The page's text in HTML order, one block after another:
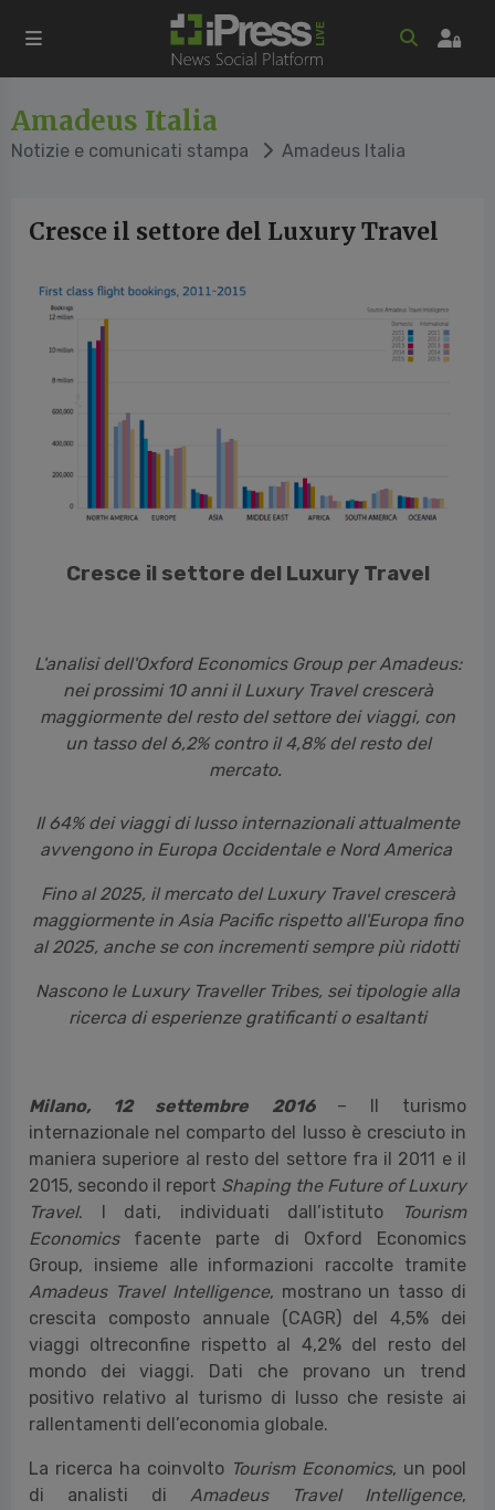
Amadeus Italia
Notizie e comunicati stampa Amadeus Italia
Cresce il settore del Luxury Travel
Cresce il settore del Luxury Travel
L'analisi dell'Oxford Economics Group per Amadeus:
nei prossimi 10 anni il Luxury Travel crescerà
maggiormente del resto del settore dei viaggi, con
un tasso del 6,2% contro il 4,8% del resto del
mercato.
Il 64% dei viaggi di lusso internazionali attualmente
avvengono in Europa Occidentale e Nord America
Fino al 2025, il mercato del Luxury Travel crescerà
maggiormente in Asia Pacific rispetto all'Europa fino
al 2025, anche se con incrementi sempre più ridotti
Nascono le Luxury Traveller Tribes, sei tipologie alla
ricerca di esperienze gratificanti o esaltanti
Milano, 12 settembre 2016 – Il turismo
internazionale nel comparto del lusso è cresciuto in
maniera superiore al resto del settore fra il 2011 e il
2015, secondo il report Shaping the Future of Luxury
Travel. I dati, individuati dall’istituto
Tourism
Economicsfacente parte di Oxford Economics
Group, insieme alle informazioni raccolte tramite
Amadeus Travel Intelligence, mostrano un tasso di
crescita composto annuale (CAGR) del 4,5% dei
viaggi oltreconfine rispetto al 4,2% del resto del
mondo dei viaggi. Dati che provano un trend
positivo relativo al turismo di lusso che resiste ai
rallentamenti dell’economia globale.
La ricerca ha coinvolto Tourism Economics, un pool
di analisti di Amadeus Travel Intelligence,